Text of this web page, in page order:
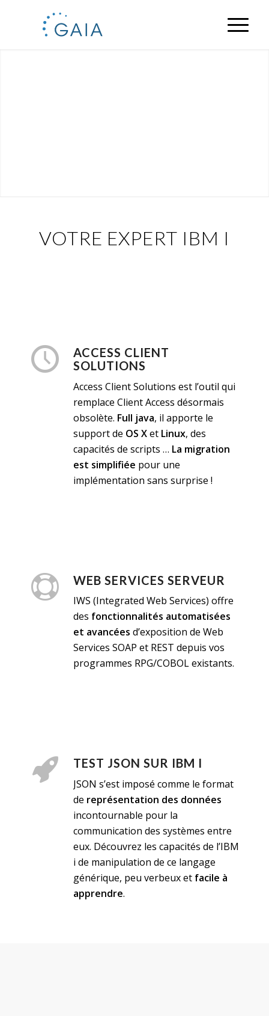
VOTRE EXPERT IBM I
ACCESS CLIENT
SOLUTIONS
Access Client Solutions est l’outil qui
remplace Client Access désormais
obsolète. Full java, il apporte le
support de OS Xet Linux, des
capacités de scripts … La migration
est simplifiée pour une
implémentation sans surprise !
WEB SERVICES SERVEUR
IWS (Integrated Web Services) offre
des fonctionnalités automatisées
et avancées d’exposition de Web
Services SOAP et REST depuis vos
programmes RPG/COBOL existants.
TEST JSON SUR IBM I
JSON s’est imposé comme le format
de représentation des données
incontournable pour la
communication des systèmes entre
eux. Découvrez les capacités de l’IBM
i de manipulation de ce langage
générique, peu verbeux et facile à
apprendre.